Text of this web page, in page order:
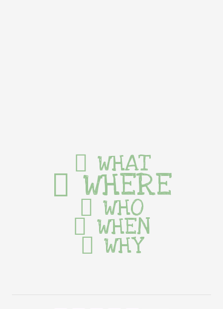
WHAT
WHERE
WHO
WHEN
WHY